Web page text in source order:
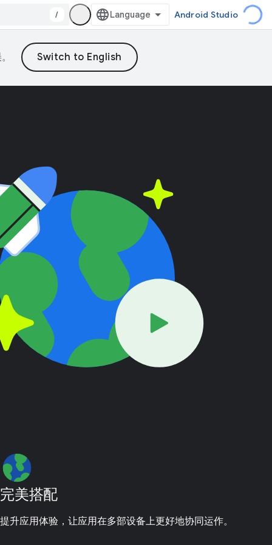
/ Android Studio
完美搭配
提升应用体验，让应用在多部设备上更好地协同运作。